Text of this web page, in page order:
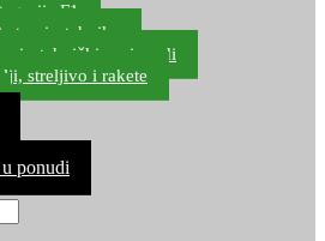
F1
pirotehnika
proizvodi
streljivo i rakete
ponudi